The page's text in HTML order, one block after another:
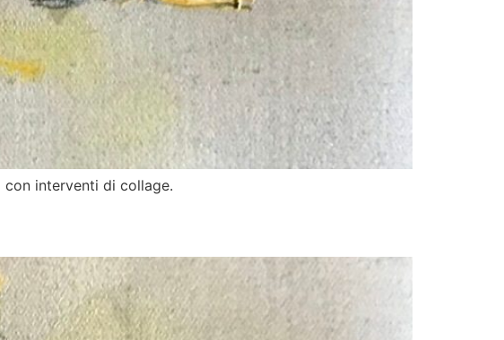
interventi di collage.